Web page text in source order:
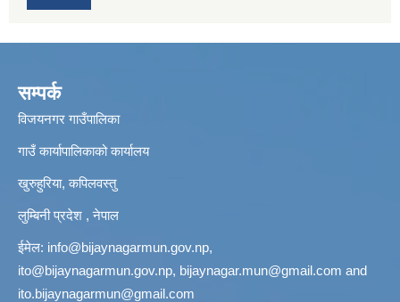
सम्पर्क
विजयनगर गाउँपालिका
गाउँ कार्यापालिकाको कार्यालय
खुरुहुरिया, कपिलवस्तु
लुम्बिनी प्रदेश , नेपाल
ईमेल: info@bijaynagarmun.gov.np,
ito@bijaynagarmun.gov.np, bijaynagar.mun@gmail.com and
ito.bijaynagarmun@gmail.com